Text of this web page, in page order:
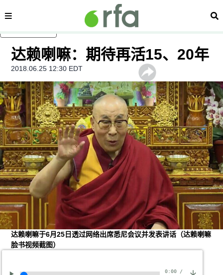
内容分类 搜
达赖喇嘛：期待再活15、20年
2018.06.25 12:30 EDT
达赖喇嘛于6月25日透过网络出席悉尼会议并发表讲话（达赖喇嘛
脸书视频截图）
0:00/